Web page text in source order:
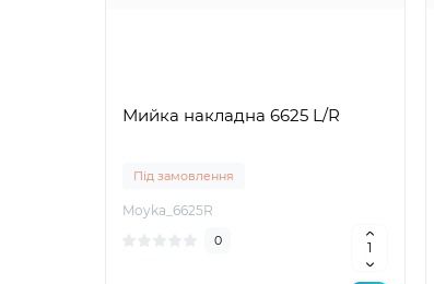
Мийка накладна 6625 L/R
Під замовлення
Moyka_6625R
0